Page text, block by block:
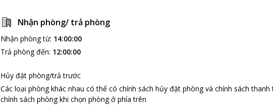
Nhận phòng/ trả phòng
Nhận phòng từ: 14:00:00
Trả phòng đến: 12:00:00
Hủy đặt phòng/trả trước
Các loại phòng khác nhau có thể có chính sách hủy đặt phòng và chính sách
chính sách phòng khi chọn phòng ở phía trên